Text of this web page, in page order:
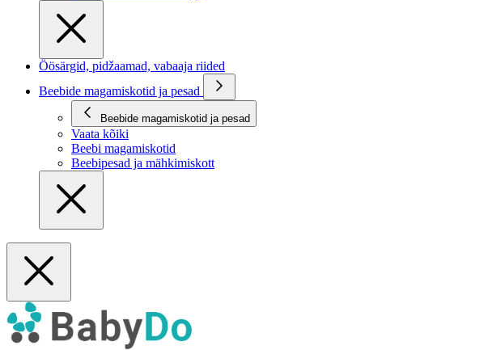
Öösärgid, pidžaamad, vabaaja riided
Beebide magamiskotid ja pesad
Beebide magamiskotid ja pesad
Vaata kõiki
Beebi magamiskotid
Beebipesad ja mähkimiskott